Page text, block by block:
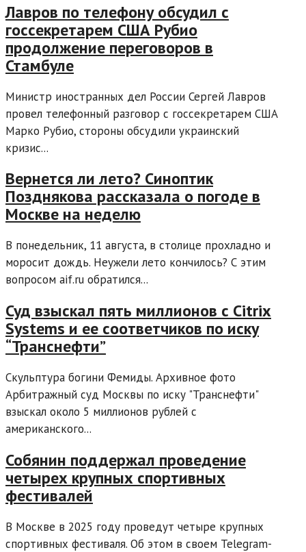
Лавров по телефону обсудил с
госсекретарем США Рубио
продолжение переговоров в
Стамбуле
Министр иностранных дел России Сергей Лавров
провел телефонный разговор с госсекретарем США
Марко Рубио, стороны обсудили украинский
кризис...
Вернется ли лето? Синоптик
Позднякова рассказала о погоде в
Москве на неделю
В понедельник, 11 августа, в столице прохладно и
моросит дождь. Неужели лето кончилось? С этим
вопросом aif.ru обратился...
Суд взыскал пять миллионов с Citrix
Systems и ее соответчиков по иску
“Транснефти”
Скульптура богини Фемиды. Архивное фото
Арбитражный суд Москвы по иску "Транснефти"
взыскал около 5 миллионов рублей с
американского...
Собянин поддержал проведение
четырех крупных спортивных
фестивалей
В Москве в 2025 году проведут четыре крупных
спортивных фестиваля. Об этом в своем Telegram-